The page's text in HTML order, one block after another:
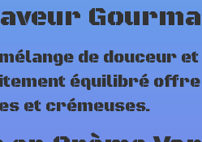
de douceur
équilibré
et crémeuses.